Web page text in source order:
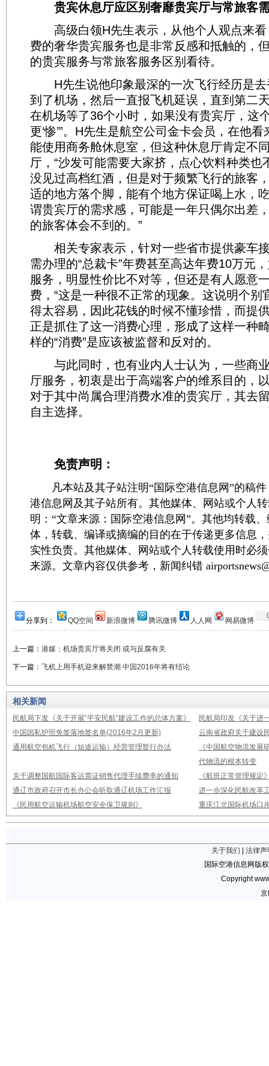
贵宾休息厅应区别奢靡贵宾厅与常旅客
高级白领H先生表示，从他个人观点来看
费的奢华贵宾服务也是非常反感和抵触的，
的贵宾服务与常旅客服务区别看待。
H先生说他印象最深的一次飞行经历是去
到了机场，然后一直报飞机延误，直到第二
在机场等了36个小时，如果没有贵宾厅，这
更‘惨’”。H先生是航空公司金卡会员，在他
能使用商务舱休息室，但这种休息厅肯定不
厅，“沙发可能需要大家挤，点心饮料种类也
没见过高档红酒，但是对于频繁飞行的旅客
适的地方落个脚，能有个地方保证喝上水，
谓贵宾厅的需求感，可能是一年只偶尔出差
的旅客体会不到的。”
相关专家表示，针对一些省市提供豪车
需办理的“总裁卡”年费甚至高达年费10万元
服务，明显性价比不对等，但还是有人愿意
费，“这是一种很不正常的现象。这说明个别
得太容易，因此花钱的时候不懂珍惜，而提
正是抓住了这一消费心理，形成了这样一种
样的“消费”是应该被监督和反对的。
与此同时，也有业内人士认为，一些商
厅服务，初衷是出于高端客户的维系目的，
对于其中尚属合理消费水准的贵宾厅，其去
自主选择。
免责声明：
凡本站及其子站注明“国际空港信息网”的稿件
港信息网及其子站所有。其他媒体、网站或个人
明：“文章来源：国际空港信息网”。其他均转载
体，转载、编译或摘编的目的在于传递更多信息
实性负责。其他媒体、网站或个人转载使用时必
来源。文章内容仅供参考，新闻纠错
分享到： QQ空间 新浪微博 腾讯微博 人人网 网易微博
上一篇： 港媒：机场贵宾厅将关闭 或与反腐有关
下一篇： 飞机上用手机迎来解禁潮 中国2016年将有结论
相关新闻
民航局下发《关于开展“平安民航”建设工作的总体方案》
民航局印发《关于进
中国因私护照免签落地签名单(2016年2月更新)
云南省政府关于建设
通用航空包机飞行（短途运输）经营管理暂行办法
《中国航空物流发展
代物流的根本转变
关于调整国航国际客运票证销售代理手续费率的通知
《航班正常管理规
通辽市政府召开市长办公会听取通辽机场工作汇报
进一步深化民航改革
《民用航空运输机场航空安全保卫规则》
重庆江北国际机场口
关于我们
法律声
国际空港信息网版
Copyright